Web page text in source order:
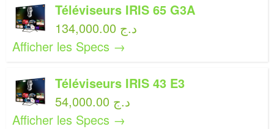
Téléviseurs IRIS 65 G3A
134,000.00 د.ج
Afficher les Specs →
Téléviseurs IRIS 43 E3
54,000.00 د.ج
Afficher les Specs →